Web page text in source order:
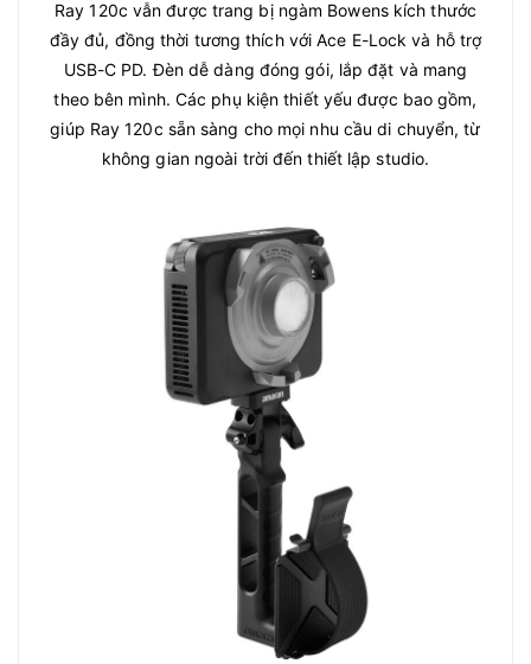
Ray 120c vẫn được trang bị ngàm Bowens kích thước
đầy đủ, đồng thời tương thích với Ace E-Lock và hỗ trợ
USB-C PD. Đèn dễ dàng đóng gói, lắp đặt và mang
theo bên mình. Các phụ kiện thiết yếu được bao gồm,
giúp Ray 120c sẵn sàng cho mọi nhu cầu di chuyển, từ
không gian ngoài trời đến thiết lập studio.